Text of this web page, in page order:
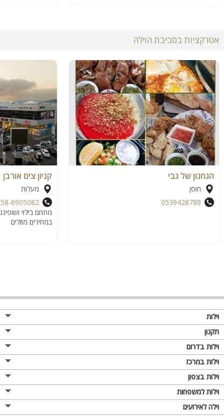
אטרקציות בסביבת הוילה
הגחנון של גבי
חוסן
0539428788
קניון צים אורבן
מעלות
6905082
מתחם בילוי
במחירים מוזלים
וילות
תקנון
וילות בדרום
וילות במרכז
וילות בצפון
וילות למשפחות
וילה לאירועים